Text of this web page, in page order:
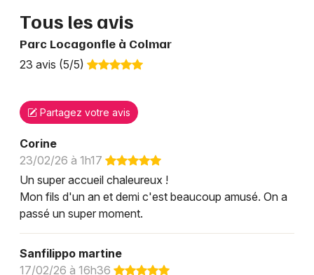
Tous les avis
Parc Locagonfle à Colmar
23 avis (5/5)
Partagez votre avis
Corine
23/02/26 à 1h17
Un super accueil chaleureux !
Mon fils d'un an et demi c'est beaucoup amusé. On a
passé un super moment.
Sanfilippo martine
17/02/26 à 16h36